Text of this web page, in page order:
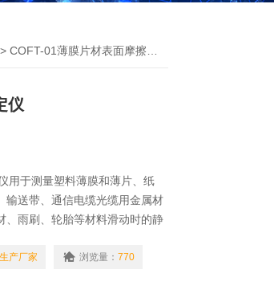
> COFT-01薄膜片材表面摩擦系数测定仪
仪
用于测量塑料薄膜和薄片、纸
输送带、通信电缆光缆用金属材
、雨刷、轮胎等材料滑动时的静
另外还可用于化妆品等日化用品
生产厂家 浏览量： 770